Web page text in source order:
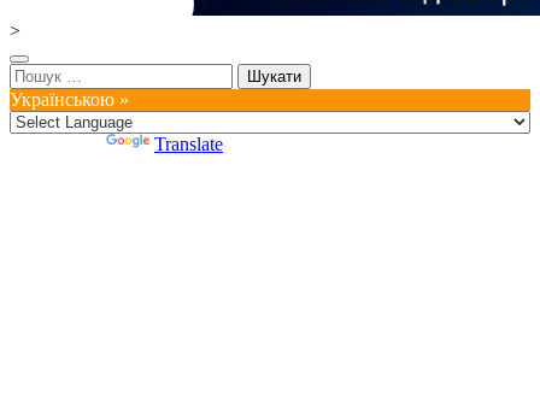
>
Пошук:
Українською »
Translate